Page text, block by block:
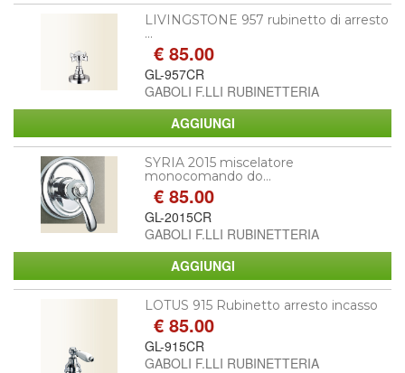
LIVINGSTONE 957 rubinetto di arresto
...
€ 85.00
GL-957CR
GABOLI F.LLI RUBINETTERIA
SYRIA 2015 miscelatore
monocomando do...
€ 85.00
GL-2015CR
GABOLI F.LLI RUBINETTERIA
LOTUS 915 Rubinetto arresto incasso
€ 85.00
GL-915CR
GABOLI F.LLI RUBINETTERIA